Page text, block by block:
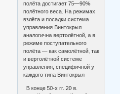
полёта достигает 75—90%
полётного веса. На режимах
взлёта и посадки система
управления Винтокрыл
аналогична вертолётной, а в
режиме поступательного
полёта — как самолётной, так
и вертолётной системе
управления, специфичной у
каждого типа Винтокрыл
В конце 50-х гг. 20 в.